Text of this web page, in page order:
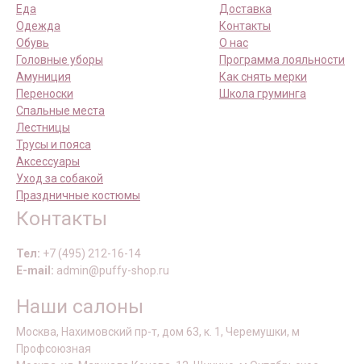
Еда
Одежда
Обувь
Головные уборы
Амуниция
Переноски
Спальные места
Лестницы
Трусы и пояса
Аксессуары
Уход за собакой
Праздничные костюмы
Доставка
Контакты
О нас
Программа лояльности
Как снять мерки
Школа груминга
Контакты
Тел: +7 (495) 212-16-14
E-mail: admin@puffy-shop.ru
Наши салоны
Москва, Нахимовский пр-т, дом 63, к. 1, Черемушки, м
Профсоюзная